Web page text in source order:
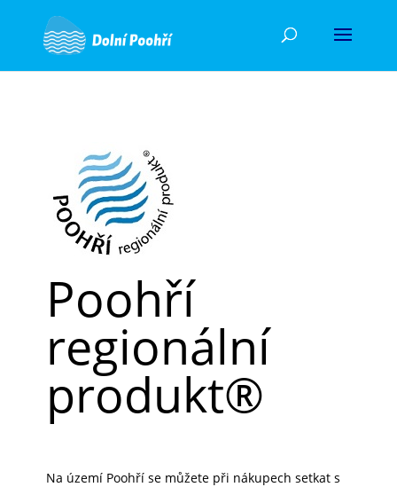
Poohří
regionální
produkt®
Na území Poohří se můžete při nákupech setkat s